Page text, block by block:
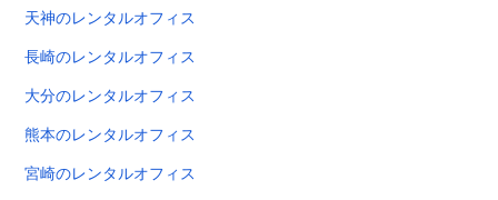
天神のレンタルオフィス
長崎のレンタルオフィス
大分のレンタルオフィス
熊本のレンタルオフィス
宮崎のレンタルオフィス